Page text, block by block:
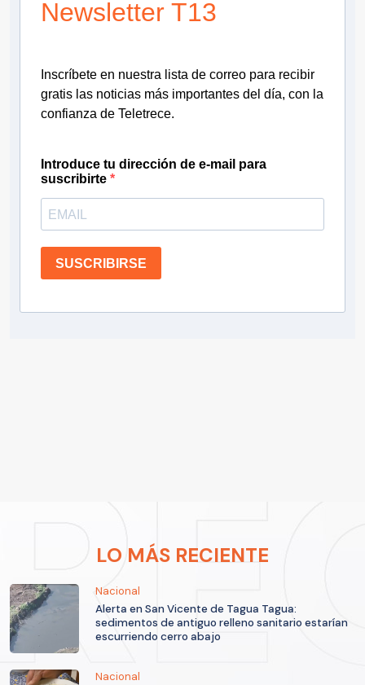
Newsletter T13
Inscríbete en nuestra lista de correo para recibir
gratis las noticias más importantes del día, con la
confianza de Teletrece.
Introduce tu dirección de e-mail para
suscribirte
SUSCRIBIRSE
LO MÁS RECIENTE
Nacional
Alerta en San Vicente de Tagua Tagua:
sedimentos de antiguo relleno sanitario estarían
escurriendo cerro abajo
Nacional